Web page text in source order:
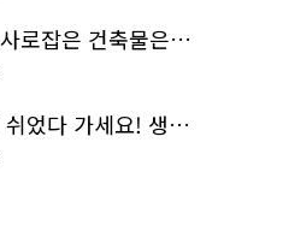
나의 마음을 사로잡은 건축물은? '서울시 건축상' 수상작 공개!
더울 땐 잠시 쉬었다 가세요! 생수 냉장고부터 해피소·무더위쉼터까지